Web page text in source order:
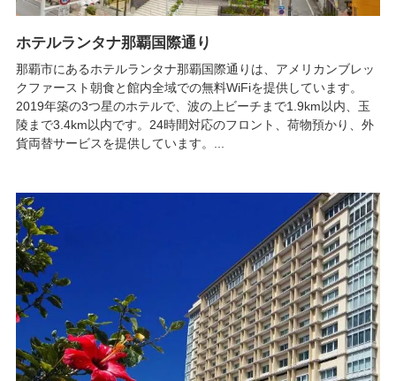
ホテルランタナ那覇国際通り
那覇市にあるホテルランタナ那覇国際通りは、アメリカンブレッ
クファースト朝食と館内全域での無料WiFiを提供しています。
2019年築の3つ星のホテルで、波の上ビーチまで1.9km以内、玉
陵まで3.4km以内です。24時間対応のフロント、荷物預かり、外
貨両替サービスを提供しています。...